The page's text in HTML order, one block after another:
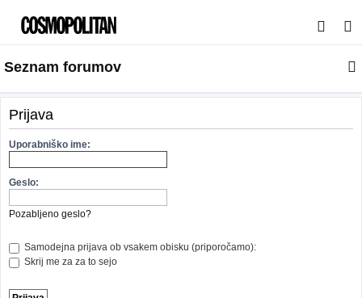
s
a
j
Seznam forumov
Prijava
Uporabniško ime:
Geslo:
Pozabljeno geslo?
Samodejna prijava ob vsakem obisku (priporočamo):
Skrij me za za to sejo